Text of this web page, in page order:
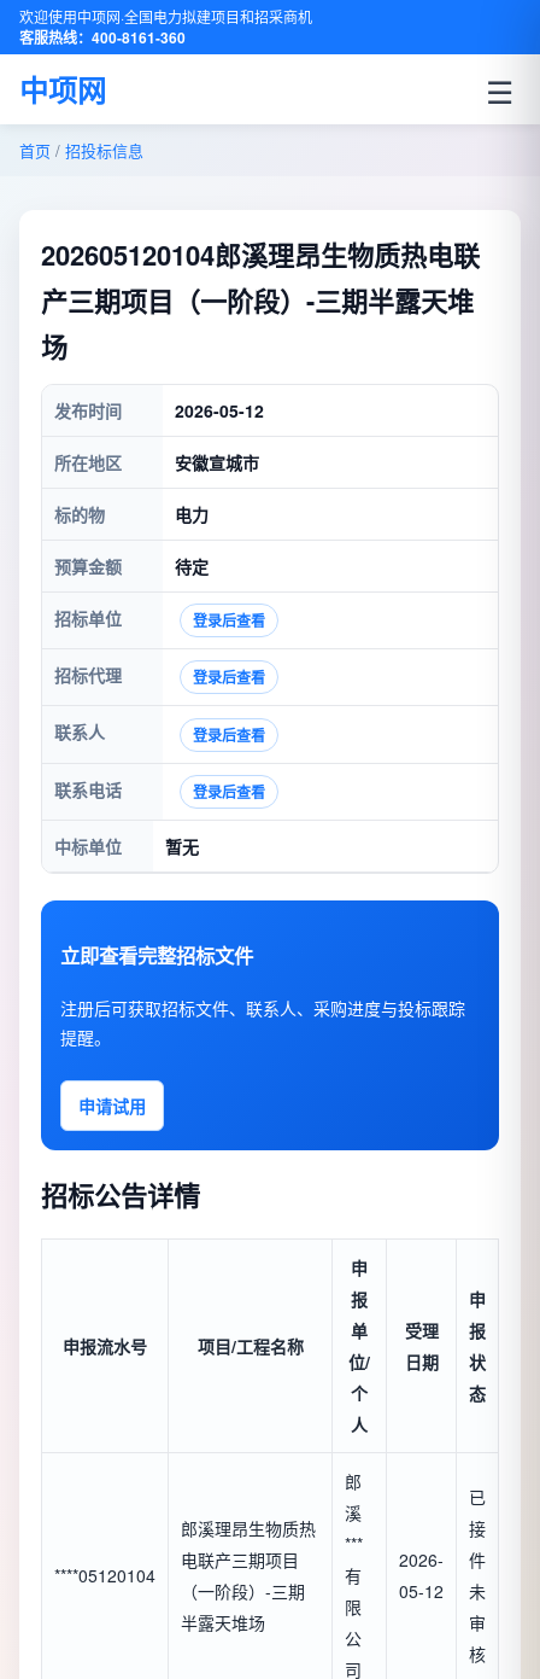
欢迎使用中项网·全国电力拟建项目和招采商机
客服热线：400-8161-360
中项网 ☰
首页 / 招投标信息
202605120104郎溪理昂生物质热电联
产三期项目（一阶段）-三期半露天堆
场
发布时间 2026-05-12
所在地区 安徽宣城市
标的物 电力
预算金额 待定
招标单位 登录后查看
招标代理 登录后查看
联系人 登录后查看
联系电话 登录后查看
中标单位 暂无
立即查看完整招标文件
注册后可获取招标文件、联系人、采购进度与投标跟踪
提醒。
申请试用
招标公告详情
申报流水号 项目/工程名称
申
报
单
位/
个
人
受理
日期
申
报
状
态
****05120104
郎溪理昂生物质热
电联产三期项目
（一阶段）-三期
半露天堆场
郎
溪
***
有
限
公
司
2026-
05-12
已
接
件
未
审
核